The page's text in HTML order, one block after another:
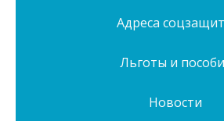
Адреса
Льготы и
Новости